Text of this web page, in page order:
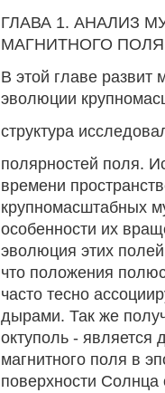
ГЛАВА 1. АНАЛИЗ
МАГНИТНОГО
В этой главе развит
эволюции
структура
полярностей поля.
времени
крупномасштабных
особенности их
эволюция этих
что положения
часто тесно
дырами. Так же
октуполь - является
магнитного поля в
поверхности Солнца